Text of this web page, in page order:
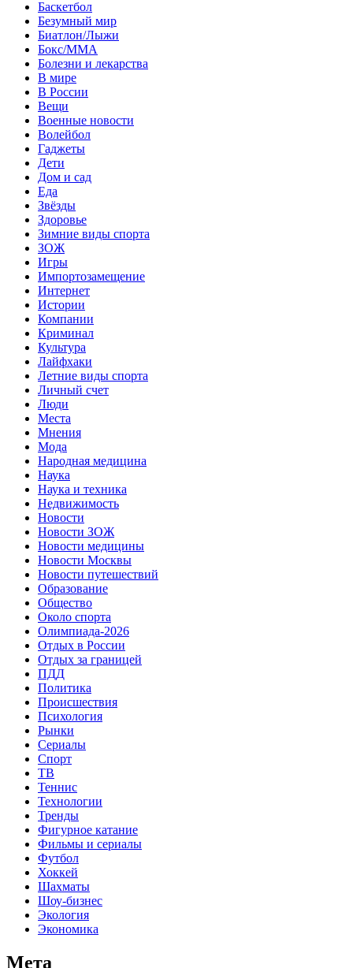
Баскетбол
Безумный мир
Биатлон/Лыжи
Бокс/MMA
Болезни и лекарства
В мире
В России
Вещи
Военные новости
Волейбол
Гаджеты
Дети
Дом и сад
Еда
Звёзды
Здоровье
Зимние виды спорта
ЗОЖ
Игры
Импортозамещение
Интернет
Истории
Компании
Криминал
Культура
Лайфхаки
Летние виды спорта
Личный счет
Люди
Места
Мнения
Мода
Народная медицина
Наука
Наука и техника
Недвижимость
Новости
Новости ЗОЖ
Новости медицины
Новости Москвы
Новости путешествий
Образование
Общество
Около спорта
Олимпиада-2026
Отдых в России
Отдых за границей
ПДД
Политика
Происшествия
Психология
Рынки
Сериалы
Спорт
ТВ
Теннис
Технологии
Тренды
Фигурное катание
Фильмы и сериалы
Футбол
Хоккей
Шахматы
Шоу-бизнес
Экология
Экономика
Мета